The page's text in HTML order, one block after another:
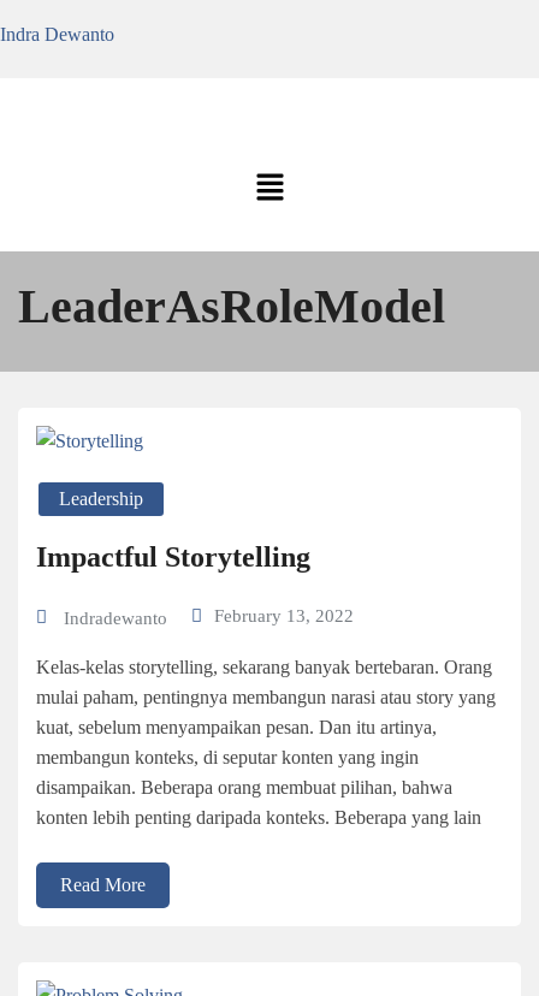
Indra Dewanto
LeaderAsRoleModel
Leadership
Impactful Storytelling
Indradewanto February 13, 2022
Kelas-kelas storytelling, sekarang banyak bertebaran. Orang
mulai paham, pentingnya membangun narasi atau story yang
kuat, sebelum menyampaikan pesan. Dan itu artinya,
membangun konteks, di seputar konten yang ingin
disampaikan. Beberapa orang membuat pilihan, bahwa
konten lebih penting daripada konteks. Beberapa yang lain
Read More